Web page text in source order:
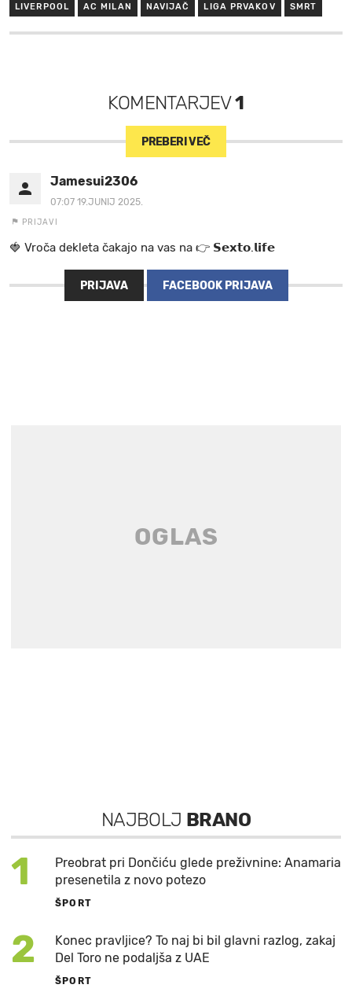
LIVERPOOL AC MILAN NAVIJAČ LIGA PRVAKOV SMRT
KOMENTARJEV1
PREBERI VEČ
Jamesui2306
07:07 19.JUNIJ 2025.
PRIJAVI
🍓 V r o č a d e k l e t a ča k a jo na va s n a 👉 𝗦𝗲𝘅𝘁𝗼.𝗹𝗶𝗳𝗲
PRIJAVA FACEBOOK PRIJAVA
NAJBOLJ BRANO
1
Preobrat pri Dončiću glede preživnine: Anamaria
presenetila z novo potezo
ŠPORT
2
Konec pravljice? To naj bi bil glavni razlog, zakaj
Del Toro ne podaljša z UAE
ŠPORT